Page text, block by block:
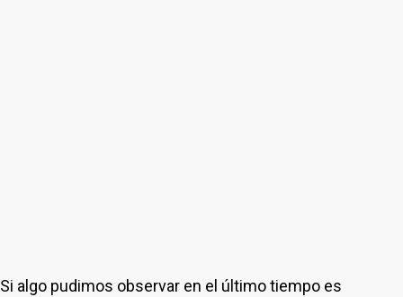
Si algo pudimos observar en el último tiempo es